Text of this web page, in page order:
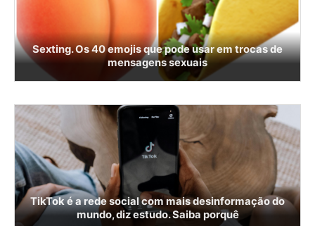
Sexting. Os 40 emojis que pode usar em trocas de
mensagens sexuais
TikTok é a rede social com mais desinformação do
mundo, diz estudo. Saiba porquê